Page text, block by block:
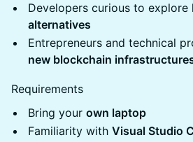
Developers curious to explore
alternatives
Entrepreneurs and technical
new blockchain
Requirements
Bring your own laptop
Familiarity with Visual Studio